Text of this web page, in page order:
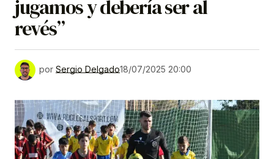
jugamos y debería ser al
revés”
por Sergio Delgado18/07/2025 20:00